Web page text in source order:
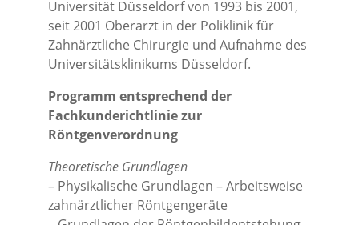
Universität Düsseldorf von 1993 bis 2001,
seit 2001 Oberarzt in der Poliklinik für
Zahnärztliche Chirurgie und Aufnahme des
Universitätsklinikums Düsseldorf.
Programm entsprechend der
Fachkunderichtlinie zur
Röntgenverordnung
Theoretische Grundlagen
– Physikalische Grundlagen – Arbeitsweise
zahnärztlicher Röntgengeräte